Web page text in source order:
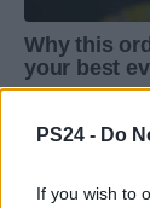
PS24 - Do
If you wish to